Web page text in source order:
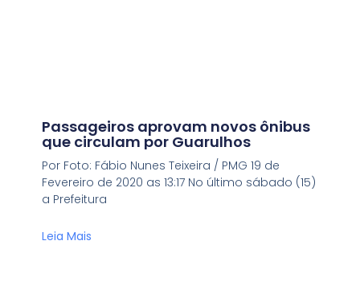
Passageiros aprovam novos ônibus
que circulam por Guarulhos
Por Foto: Fábio Nunes Teixeira / PMG 19 de
Fevereiro de 2020 as 13:17 No último sábado (15)
a Prefeitura
Leia Mais